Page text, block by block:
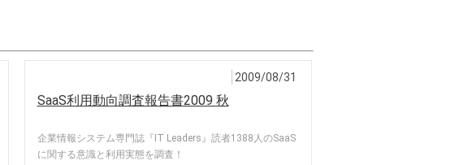
2009/08/31
SaaS利用動向調査報告書2009 秋
企業情報システム専門誌『IT Leaders』読者1388人のSaaS
に関する意識と利用実態を調査！